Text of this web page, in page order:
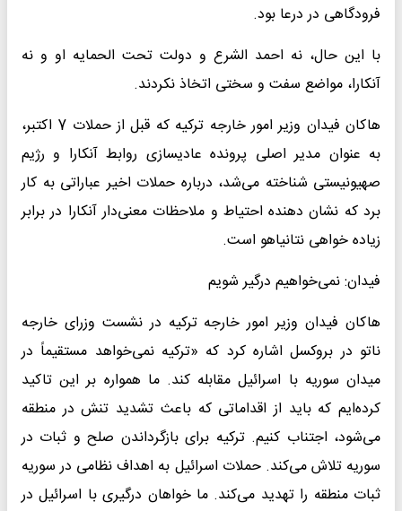
فرودگاهی در درعا بود.
با این حال، نه احمد الشرع و دولت تحت الحمایه او و نه
آنکارا، مواضع سفت و سختی اتخاذ نکردند.
هاکان فیدان وزیر امور خارجه ترکیه که قبل از حملات 7 اکتبر،
به عنوان مدیر اصلی پرونده عادیسازی روابط آنکارا و رژیم
صهیونیستی شناخته می‌شد، درباره حملات اخیر عباراتی به کار
برد که نشان دهنده احتیاط و ملاحظات معنی‌دار آنکارا در برابر
زیاده خواهی نتانیاهو است.
فیدان: نمی‌خواهیم درگیر شویم
هاکان فیدان وزیر امور خارجه ترکیه در نشست وزرای خارجه
ناتو در بروکسل اشاره کرد که «ترکیه نمی‌خواهد مستقیماً در
میدان سوریه با اسرائیل مقابله کند. ما همواره بر این تاکید
کرده‌ایم که باید از اقداماتی که باعث تشدید تنش در منطقه
می‌شود، اجتناب کنیم. ترکیه برای بازگرداندن صلح و ثبات در
سوریه تلاش می‌کند. حملات اسرائیل به اهداف نظامی در سوریه
ثبات منطقه را تهدید می‌کند. ما خواهان درگیری با اسرائیل در